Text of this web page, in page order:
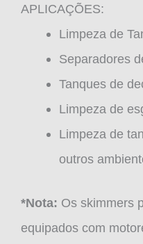
APLICAÇÕES:
Limpeza de
Separadores
Tanques de
Limpeza de
Limpeza de
outros
*Nota: Os skimmers
equipados com